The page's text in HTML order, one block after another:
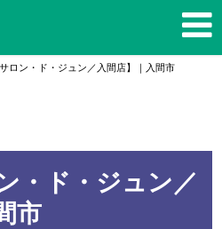
ロン・ド・ジュン／入間店】｜入間市
・ド・ジュン／
市